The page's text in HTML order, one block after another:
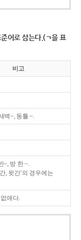
어로 삼는다.(ㄱ을 표
비고
벽~, 동틀 ~.
~, 방 한 ~.
, 윗간’의 경우에는
애다.